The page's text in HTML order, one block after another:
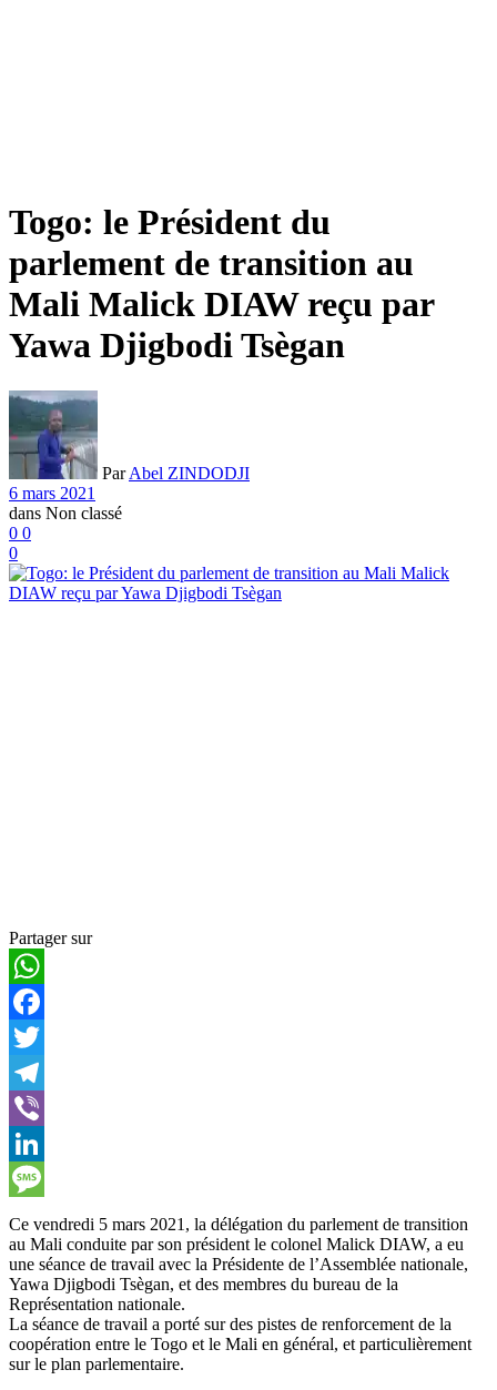
Togo: le Président du
parlement de transition au
Mali Malick DIAW reçu par
Yawa Djigbodi Tsègan
Par Abel ZINDODJI
6 mars 2021
dans Non classé
0 0
0
Partager sur
WhatsApp
Facebook
Twitter
Telegram
Viber
LinkedIn
Message
Ce vendredi 5 mars 2021, la délégation du parlement de transition
au Mali conduite par son président le colonel Malick DIAW, a eu
une séance de travail avec la Présidente de l’Assemblée nationale,
Yawa Djigbodi Tsègan, et des membres du bureau de la
Représentation nationale.
La séance de travail a porté sur des pistes de renforcement de la
coopération entre le Togo et le Mali en général, et particulièrement
sur le plan parlementaire.